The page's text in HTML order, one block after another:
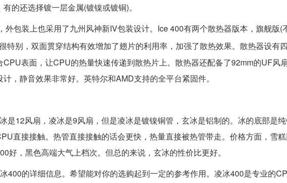
的还选择镀一层金属(镀镍或镀铜)。
包装上也采用了九州风神新IV包装设计。Ice 400有两个散热器版本，旗舰版(
特别，双面贯穿结构有效增加了翅片的利用率，加强了散热效果。散热器设有
表面，让CPU的热量快速传递到散热片上。散热器还配备了92mm的UF风
，静音效果非常好。英特尔和AMD支持的全平台紧固件。
是12风扇，凌冰是9风扇，但是凌冰是镀镍铜管，玄冰是铝制的。冰的底部是
直接接触。热管直接接触的话会更快，热量直接被热管带走。价格方面，雪
好，黑色高端大气上档次。但总的来说，玄冰的性价比更好。
400的详细信息。希望能对你的选购起到一定的参考作用。凌冰400是专业的